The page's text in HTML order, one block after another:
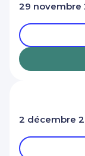
29 novembre
2 décembre